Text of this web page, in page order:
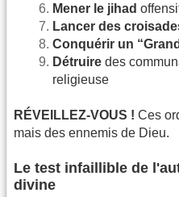
Mener le jihad
Lancer des
Conquérir un
Détruire des
religieuse
RÉVEILLEZ-VOUS ! Ces
mais des ennemis de Dieu.
Le test infaillible de
divine